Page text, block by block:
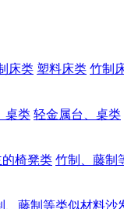
床类 塑料床类 竹制
桌类 轻金属台、桌类
椅凳类 竹制、藤制
、藤制等类似材料沙